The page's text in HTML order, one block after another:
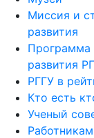
Миссия и
развития
Программа
развития
РГГУ в
Кто есть
Ученый
Работникам